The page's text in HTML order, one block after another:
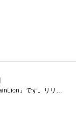
Appleの最新OS「OSXMountainLion」です。リリースされてからすぐ飛びついて使用しています。新機能としてリストアップされているのは。。。・iCloudと�...